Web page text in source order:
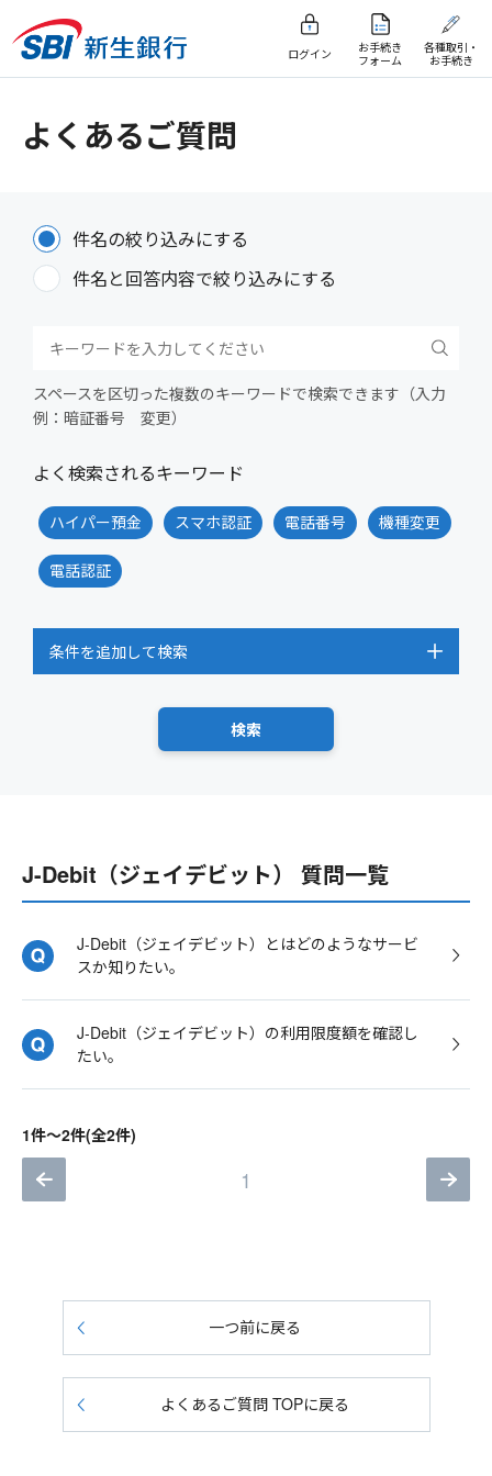
ログイン
お手続き
フォーム
各種取引・
お手続き
よくあるご質問
件名の絞り込みにする
件名と回答内容で絞り込みにする
スペースを区切った複数のキーワードで検索できます（入力
例：暗証番号 変更）
よく検索されるキーワード
ハイパー預金 スマホ認証 電話番号 機種変更
電話認証
条件を追加して検索
J-Debit（ジェイデビット） 質問一覧
J-Debit（ジェイデビット）とはどのようなサービ
スか知りたい。
J-Debit（ジェイデビット）の利用限度額を確認し
たい。
1件～2件(全2件)
1
一つ前に戻る
よくあるご質問 TOPに戻る